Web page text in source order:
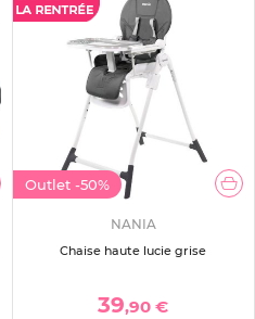
Outlet -50%
NANIA
Chaise haute lucie grise
39,90 €